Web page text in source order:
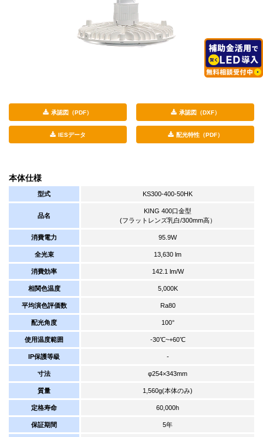
承認図（PDF） 承認図（DXF）
IESデータ 配光特性（PDF）
本体仕様
型式 KS300-400-50HK
品名
KING 400口金型
(フラットレンズ乳白/300mm高）
消費電力 95.9W
全光束 13,630 lm
消費効率 142.1 lm/W
相関色温度 5,000K
平均演色評価数 Ra80
配光角度 100°
使用温度範囲 -30℃~+60℃
IP保護等級 -
寸法 φ254×343mm
質量 1,560g(本体のみ)
定格寿命 60,000h
保証期間 5年